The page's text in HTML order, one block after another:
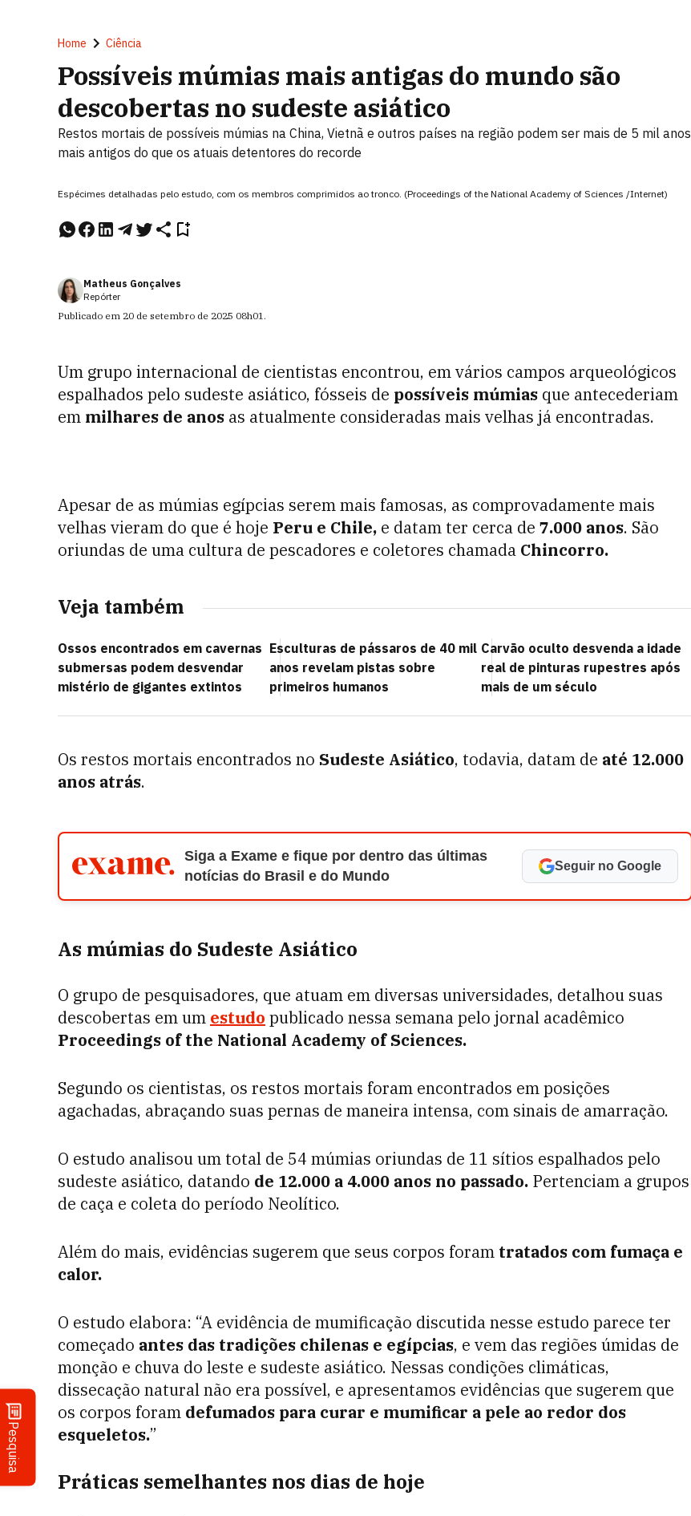
Pesquisa
Home Ciência
Possíveis múmias mais antigas do mundo são
descobertas no sudeste asiático
Restos mortais de possíveis múmias na China, Vietnã e outros países na região podem ser mais de 5 mil anos
mais antigos do que os atuais detentores do recorde
Espécimes detalhadas pelo estudo, com os membros comprimidos ao tronco. (Proceedings of the National Academy of Sciences /Internet)
Matheus Gonçalves
Repórter
Publicado em 20 de setembro de 2025 08h01.
Um grupo internacional de cientistas encontrou, em vários campos arqueológicos
espalhados pelo sudeste asiático, fósseis de possíveis múmias que antecederiam
em milhares de anos as atualmente consideradas mais velhas já encontradas.
Apesar de as múmias egípcias serem mais famosas, as comprovadamente mais
velhas vieram do que é hoje Peru e Chile, e datam ter cerca de 7.000 anos. São
oriundas de uma cultura de pescadores e coletores chamada Chincorro.
Veja também
Ossos encontrados em cavernas
submersas podem desvendar
mistério de gigantes extintos
Esculturas de pássaros de 40 mil
anos revelam pistas sobre
primeiros humanos
Carvão oculto desvenda a idade
real de pinturas rupestres após
mais de um século
Os restos mortais encontrados no Sudeste Asiático, todavia, datam de até 12.000
anos atrás.
Siga a Exame e fique por dentro das últimas
notícias do Brasil e do Mundo
Seguir no Google
As múmias do Sudeste Asiático
O grupo de pesquisadores, que atuam em diversas universidades, detalhou suas
descobertas em um estudo publicado nessa semana pelo jornal acadêmico
Proceedings of the National Academy of Sciences.
Segundo os cientistas, os restos mortais foram encontrados em posições
agachadas, abraçando suas pernas de maneira intensa, com sinais de amarração.
O estudo analisou um total de 54 múmias oriundas de 11 sítios espalhados pelo
sudeste asiático, datando de 12.000 a 4.000 anos no passado. Pertenciam a grupos
de caça e coleta do período Neolítico.
Além do mais, evidências sugerem que seus corpos foram tratados com fumaça e
calor.
O estudo elabora: “A evidência de mumificação discutida nesse estudo parece ter
começado antes das tradições chilenas e egípcias, e vem das regiões úmidas de
monção e chuva do leste e sudeste asiático. Nessas condições climáticas,
dissecação natural não era possível, e apresentamos evidências que sugerem que
os corpos foram defumados para curar e mumificar a pele ao redor dos
esqueletos.”
Práticas semelhantes nos dias de hoje